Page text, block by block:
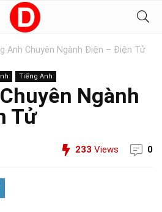
Anh Chuyên Ngành Điện – Điện Tử
Tiếng Anh
Ngành
Tử
233 Views 0